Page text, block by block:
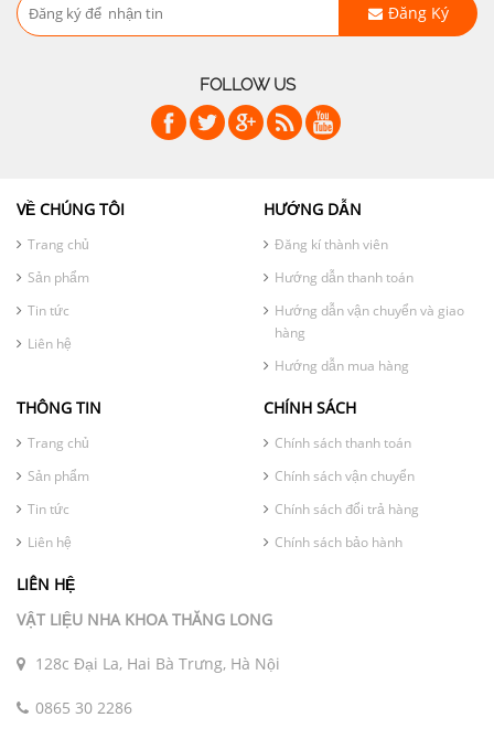
Đăng Ký
FOLLOW US
VỀ CHÚNG TÔI
Trang chủ
Sản phẩm
Tin tức
Liên hệ
HƯỚNG DẪN
Đăng kí thành viên
Hướng dẫn thanh toán
Hướng dẫn vận chuyển và giao
hàng
Hướng dẫn mua hàng
THÔNG TIN
Trang chủ
Sản phẩm
Tin tức
Liên hệ
CHÍNH SÁCH
Chính sách thanh toán
Chính sách vận chuyển
Chính sách đổi trả hàng
Chính sách bảo hành
LIÊN HỆ
VẬT LIỆU NHA KHOA THĂNG LONG
128c Đại La, Hai Bà Trưng, Hà Nội
0865 30 2286